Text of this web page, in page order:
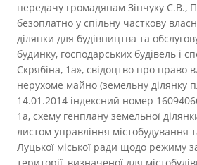
передачу громадянам Зінчуку С.В.,
безоплатно у спільну часткову
ділянки для будівництва та
будинку, господарських будівель і
Скрябіна, 1а», свідоцтво про право
нерухоме майно (земельну ділянку
14.01.2014 індексний номер
1а, схему генплану земельної
листом управління містобудування
Луцької міської ради щодо режиму